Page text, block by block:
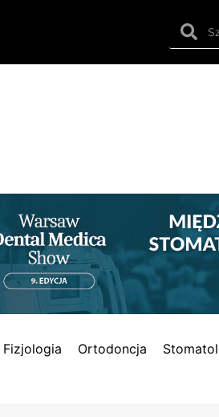
Fizjologia Ortodoncja